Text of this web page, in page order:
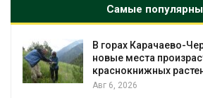
Самые
Черкесии выявили
растений